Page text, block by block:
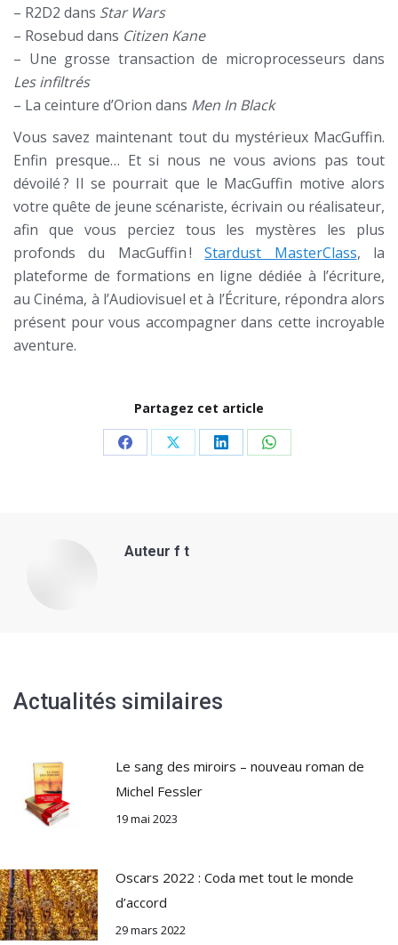
– R2D2 dans Star Wars
– Rosebud dans Citizen Kane
– Une grosse transaction de microprocesseurs dans
Les infiltrés
– La ceinture d’Orion dans Men In Black
Vous savez maintenant tout du mystérieux MacGuffin.
Enfin presque… Et si nous ne vous avions pas tout
dévoilé ? Il se pourrait que le MacGuffin motive alors
votre quête de jeune scénariste, écrivain ou réalisateur,
afin que vous perciez tous les mystères les plus
profonds du MacGuffin !Stardust MasterClass, la
plateforme de formations en ligne dédiée à l’écriture,
au Cinéma, à l’Audiovisuel et à l’Écriture, répondra alors
présent pour vous accompagner dans cette incroyable
aventure.
Partagez cet article
Share Share Share Share
Auteur f t
Actualités similaires
Le sang des miroirs – nouveau roman de
Michel Fessler
19 mai 2023
Oscars 2022 : Coda met tout le monde
d’accord
29 mars 2022